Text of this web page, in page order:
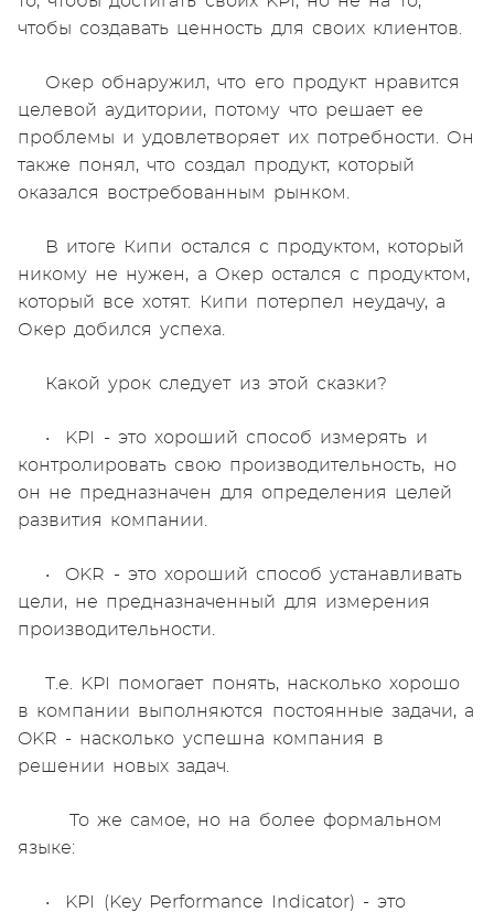
чтобы создавать ценность для своих клиентов.
Окер обнаружил, что его продукт нравится
целевой аудитории, потому что решает ее
проблемы и удовлетворяет их потребности. Он
также понял, что создал продукт, который
оказался востребованным рынком.
В итоге Кипи остался с продуктом, который
никому не нужен, а Окер остался с продуктом,
который все хотят. Кипи потерпел неудачу, а
Окер добился успеха.
Какой урок следует из этой сказки?
• KPI - это хороший способ измерять и
контролировать свою производительность, но
он не предназначен для определения целей
развития компании.
• OKR - это хороший способ устанавливать
цели, не предназначенный для измерения
производительности.
Т.е. KPI помогает понять, насколько хорошо
в компании выполняются постоянные задачи, а
OKR - насколько успешна компания в
решении новых задач.
То же самое, но на более формальном
языке:
• KPI (Key Performance Indicator) - это